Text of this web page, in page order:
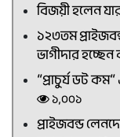
বিজয়ী হলেন
১২৩তম
ভাগীদার হচ্ছেন
“প্রাচুর্য ডট
১,০০১
প্রাইজবন্ড